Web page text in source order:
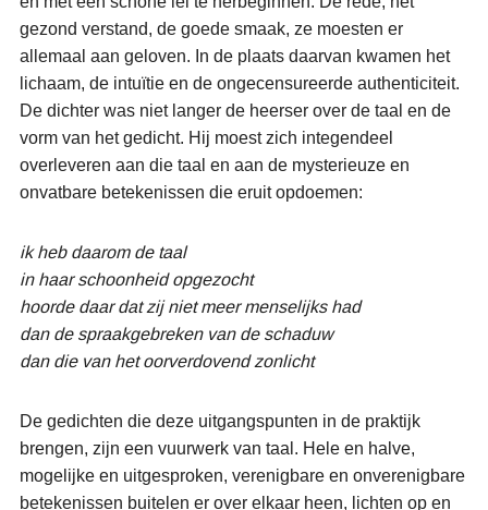
gezond verstand, de goede smaak, ze moesten er
allemaal aan geloven. In de plaats daarvan kwamen het
lichaam, de intuïtie en de ongecensureerde authenticiteit.
De dichter was niet langer de heerser over de taal en de
vorm van het gedicht. Hij moest zich integendeel
overleveren aan die taal en aan de mysterieuze en
onvatbare betekenissen die eruit opdoemen:
ik heb daarom de taal
in haar schoonheid opgezocht
hoorde daar dat zij niet meer menselijks had
dan de spraakgebreken van de schaduw
dan die van het oorverdovend zonlicht
De gedichten die deze uitgangspunten in de praktijk
brengen, zijn een vuurwerk van taal. Hele en halve,
mogelijke en uitgesproken, verenigbare en onverenigbare
betekenissen buitelen er over elkaar heen, lichten op en